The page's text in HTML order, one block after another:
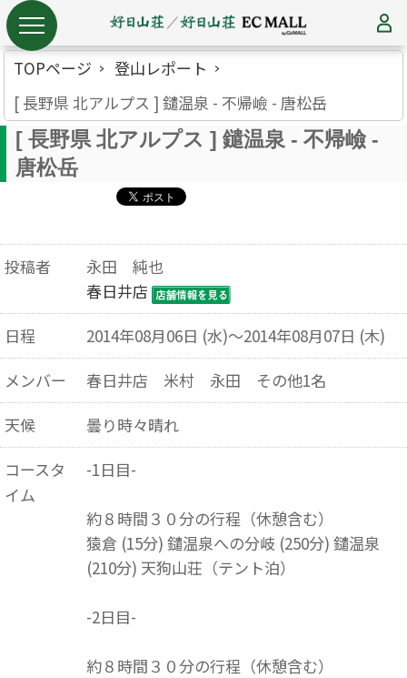
TOPページ
登山レポート
[ 長野県 北アルプス ] 鑓温泉 - 不帰嶮 - 唐松岳
[ 長野県 北アルプス ] 鑓温泉 - 不帰嶮 -
唐松岳
投稿者
永田 純也
春日井店
日程
2014年08月06日 (水)～2014年08月07日 (木)
メンバー
春日井店 米村 永田 その他1名
天候
曇り時々晴れ
コースタ
イム
-1日目-
約８時間３０分の行程（休憩含む）
猿倉 (15分) 鑓温泉への分岐 (250分) 鑓温泉
(210分) 天狗山荘（テント泊）
-2日目-
約８時間３０分の行程（休憩含む）